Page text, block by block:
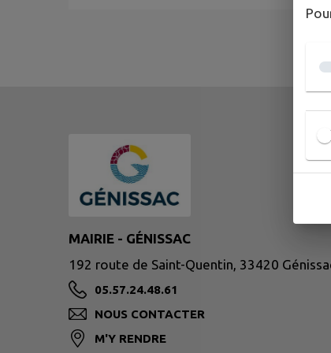
MAIRIE - GÉNISSAC
192 route de Saint-Quentin, 33420
05.57.24.48.61
NOUS CONTACTER
M'Y RENDRE